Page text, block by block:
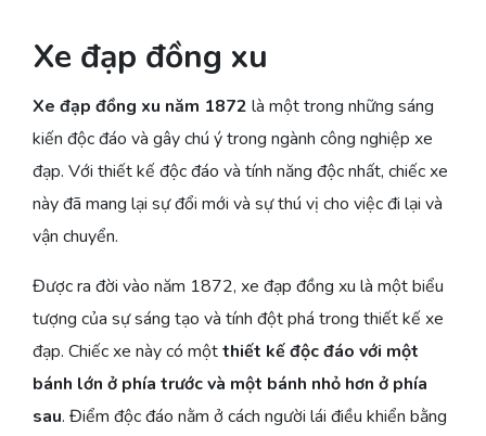
Xe đạp đồng xu
Xe đạp đồng xu năm 1872 là một trong những sáng
kiến độc đáo và gây chú ý trong ngành công nghiệp xe
đạp. Với thiết kế độc đáo và tính năng độc nhất, chiếc xe
này đã mang lại sự đổi mới và sự thú vị cho việc đi lại và
vận chuyển.
Được ra đời vào năm 1872, xe đạp đồng xu là một biểu
tượng của sự sáng tạo và tính đột phá trong thiết kế xe
đạp. Chiếc xe này có mộtthiết kế độc đáo với một
bánh lớn ở phía trước và một bánh nhỏ hơn ở phía
sau. Điểm độc đáo nằm ở cách người lái điều khiển bằng